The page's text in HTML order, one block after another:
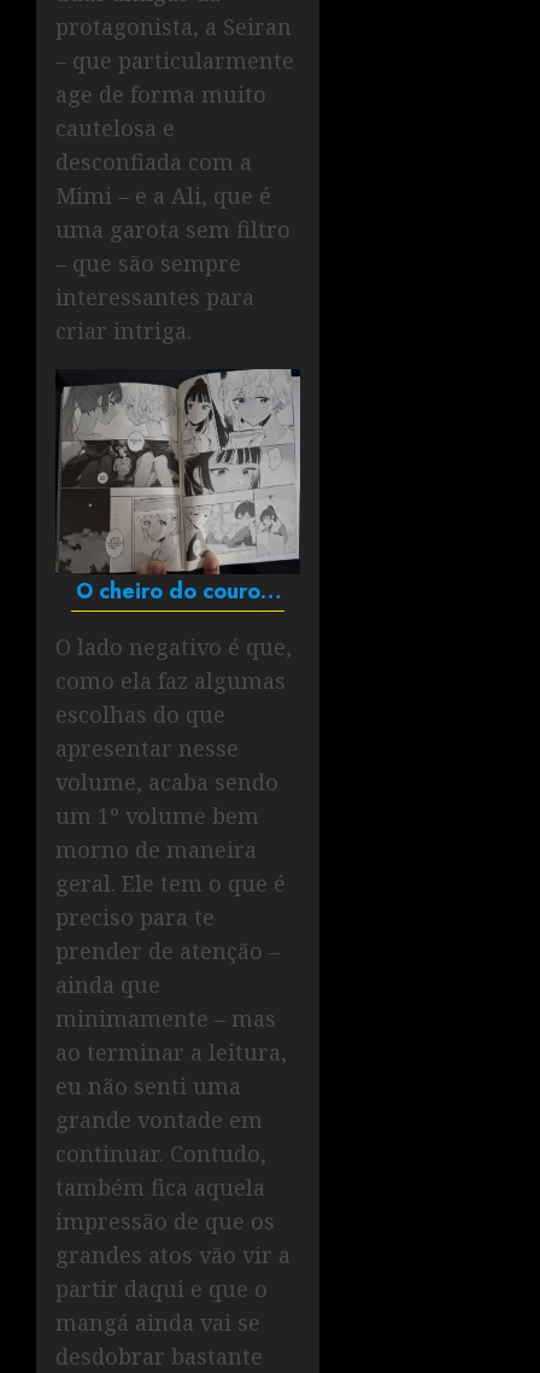
protagonista, a Seiran
– que particularmente
age de forma muito
cautelosa e
desconfiada com a
Mimi – e a Ali, que é
uma garota sem filtro
– que são sempre
interessantes para
criar intriga.
O cheiro do couro…
O lado negativo é que,
como ela faz algumas
escolhas do que
apresentar nesse
volume, acaba sendo
um 1º volume bem
morno de maneira
geral. Ele tem o que é
preciso para te
prender de atenção –
ainda que
minimamente – mas
ao terminar a leitura,
eu não senti uma
grande vontade em
continuar. Contudo,
também fica aquela
impressão de que os
grandes atos vão vir a
partir daqui e que o
mangá ainda vai se
desdobrar bastante